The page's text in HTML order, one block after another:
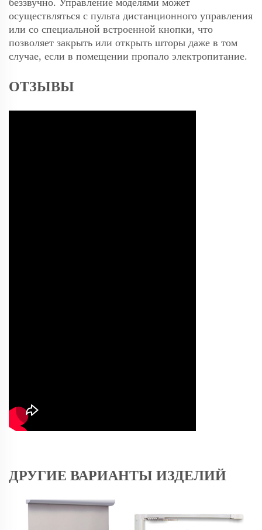
осуществляться с пульта дистанционного управления
или со специальной встроенной кнопки, что
позволяет закрыть или открыть шторы даже в том
случае, если в помещении пропало электропитание.
ОТЗЫВЫ
ДРУГИЕ ВАРИАНТЫ ИЗДЕЛИЙ